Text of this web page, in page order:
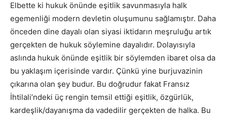
Elbette ki hukuk önünde eşitlik savunmasıyla halk
egemenliği modern devletin oluşumunu sağlamıştır. Daha
önceden dine dayalı olan siyasi iktidarın meşruluğu artık
gerçekten de hukuk söylemine dayalıdır. Dolayısıyla
aslında hukuk önünde eşitlik bir söylemden ibaret olsa da
bu yaklaşım içerisinde vardır. Çünkü yine burjuvazinin
çıkarına olan şey budur. Bu doğrudur fakat Fransız
İhtilali’ndeki üç rengin temsil ettiği eşitlik, özgürlük,
kardeşlik/dayanışma da vadedilir gerçekten de halka. Bu